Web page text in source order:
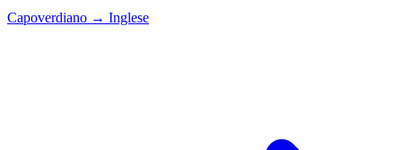
Capoverdiano → Inglese